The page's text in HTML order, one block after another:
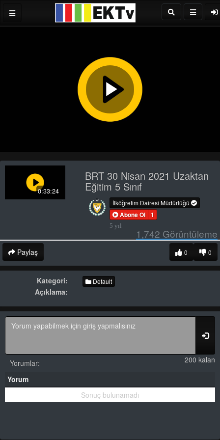
Play
Video
0:33:24
BRT 30 Nisan 2021 Uzaktan
Eğitim 5 Sınıf
İlköğretim Dairesi Müdürlüğü
Abone Ol 1
5 yıl
1,742 Görüntüleme
Paylaş 0
0
Kategori: Default
Açıklama:
200 kalan
Yorumlar:
Yorum
Sonuç bulunamadı